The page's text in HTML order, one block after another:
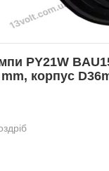
PY21W
корпус